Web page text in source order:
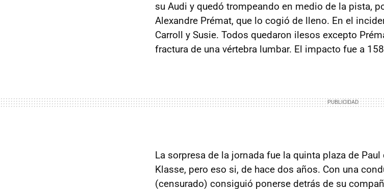
su Audi y quedó trompeando en medio de la pista,
Alexandre Prémat, que lo cogió de lleno. En el
Carroll y Susie. Todos quedaron ilesos excepto
fractura de una vértebra lumbar. El impacto fue a
La sorpresa de la jornada fue la quinta plaza de
Klasse, pero eso si, de hace dos años. Con una
(censurado) consiguió ponerse detrás de su